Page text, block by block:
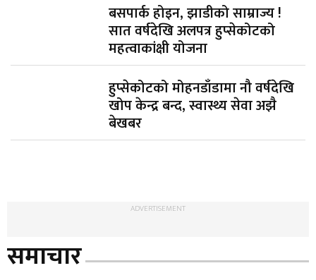
बसपार्क होइन, झाडीको साम्राज्य !
सात वर्षदेखि अलपत्र हुप्सेकोटको
महत्वाकांक्षी योजना
हुप्सेकोटको मोहनडाँडामा नौ वर्षदेखि
खोप केन्द्र बन्द, स्वास्थ्य सेवा अझै
बेखबर
ADVERTISEMENT
समाचार